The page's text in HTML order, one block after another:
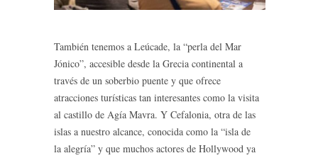
También tenemos a Leúcade, la “perla del Mar
Jónico”, accesible desde la Grecia continental a
través de un soberbio puente y que ofrece
atracciones turísticas tan interesantes como la visita
al castillo de Agía Mavra. Y Cefalonia, otra de las
islas a nuestro alcance, conocida como la “isla de
la alegría” y que muchos actores de Hollywood ya